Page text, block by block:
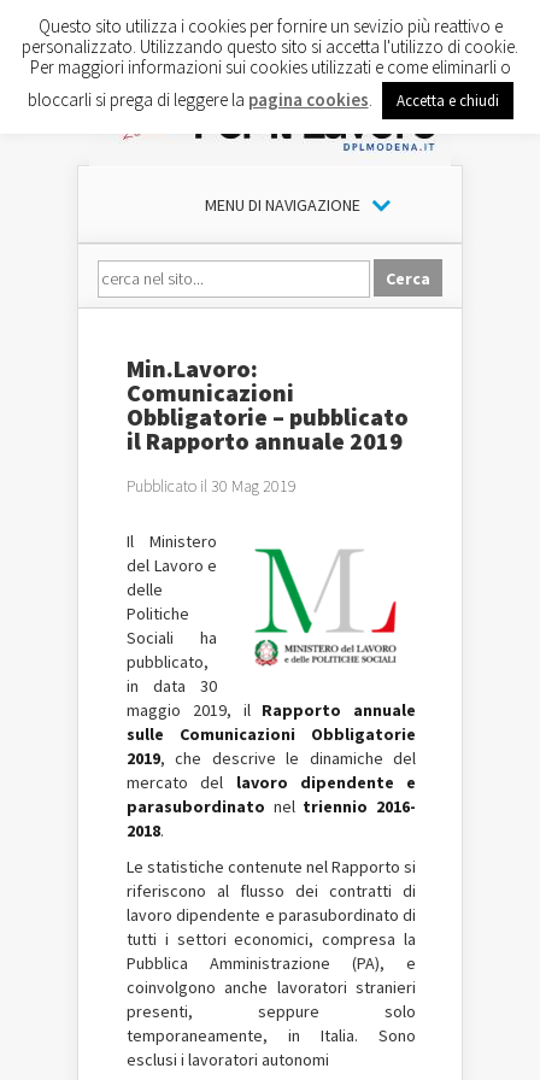
MENU DI NAVIGAZIONE
Min.Lavoro:
Comunicazioni
Obbligatorie – pubblicato
il Rapporto annuale 2019
Pubblicato il 30 Mag 2019
Il Ministero
del Lavoro e
delle
Politiche
Sociali ha
pubblicato,
in data 30
maggio 2019, il Rapporto annuale
sulle Comunicazioni Obbligatorie
2019, che descrive le dinamiche del
mercato del lavoro dipendente e
parasubordinato nel triennio 2016-
2018.
Le statistiche contenute nel Rapporto si
riferiscono al flusso dei contratti di
lavoro dipendente e parasubordinato di
tutti i settori economici, compresa la
Pubblica Amministrazione (PA), e
coinvolgono anche lavoratori stranieri
presenti, seppure solo
temporaneamente, in Italia. Sono
esclusi i lavoratori autonomi
Questo sito utilizza i cookies per fornire un sevizio più reattivo e
personalizzato. Utilizzando questo sito si accetta l'utilizzo di cookie.
Per maggiori informazioni sui cookies utilizzati e come eliminarli o
bloccarli si prega di leggere la pagina cookies Accetta e chiudi